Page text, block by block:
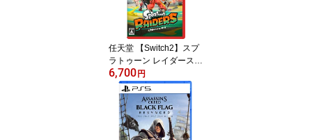
任天堂 【Switch2】スプ
ラトゥーン レイダース
[BEE-P-AADLA NSW2 ス
プラトゥ-ン レイダ-ス]
6,700円